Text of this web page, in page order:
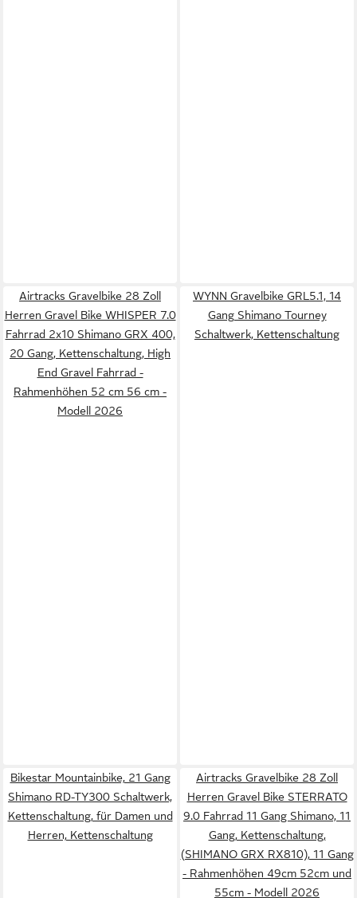
Airtracks Gravelbike 28 Zoll
Herren Gravel Bike WHISPER 7.0
Fahrrad 2x10 Shimano GRX 400,
20 Gang, Kettenschaltung, High
End Gravel Fahrrad -
Rahmenhöhen 52 cm 56 cm -
Modell 2026
WYNN Gravelbike GRL5.1, 14
Gang Shimano Tourney
Schaltwerk, Kettenschaltung
Bikestar Mountainbike, 21 Gang
Shimano RD-TY300 Schaltwerk,
Kettenschaltung, für Damen und
Herren, Kettenschaltung
Airtracks Gravelbike 28 Zoll
Herren Gravel Bike STERRATO
9.0 Fahrrad 11 Gang Shimano, 11
Gang, Kettenschaltung,
(SHIMANO GRX RX810), 11 Gang
- Rahmenhöhen 49cm 52cm und
55cm - Modell 2026